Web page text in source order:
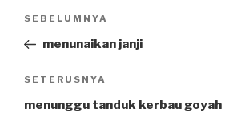
Post
Previous
Post
SEBELUMNYA
menunaikan janji
Next
Post
SETERUSNYA
menunggu tanduk kerbau goyah